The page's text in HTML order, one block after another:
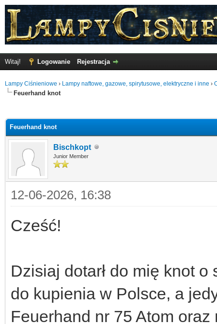
Witaj! Logowanie Rejestracja
Lampy Ciśnieniowe › Lampy naftowe, gazowe, spirytusowe, elektryczne i inne ›
Feuerhand knot
Feuerhand knot
Bischkopt
Junior Member
12-06-2026, 16:38
Cześć!
Dzisiaj dotarł do mię knot
do kupienia w Polsce, a
Feuerhand nr 75 Atom oraz